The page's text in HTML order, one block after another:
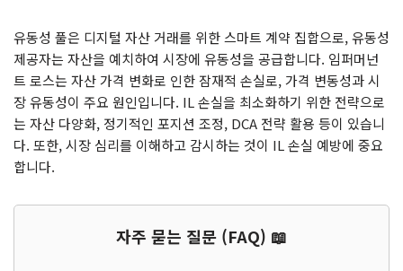
유동성 풀은 디지털 자산 거래를 위한 스마트 계약 집합으로, 유동성
제공자는 자산을 예치하여 시장에 유동성을 공급합니다. 임퍼머넌
트 로스는 자산 가격 변화로 인한 잠재적 손실로, 가격 변동성과 시
장 유동성이 주요 원인입니다. IL 손실을 최소화하기 위한 전략으로
는 자산 다양화, 정기적인 포지션 조정, DCA 전략 활용 등이 있습니
다. 또한, 시장 심리를 이해하고 감시하는 것이 IL 손실 예방에 중요
합니다.
자주 묻는 질문 (FAQ) 📖